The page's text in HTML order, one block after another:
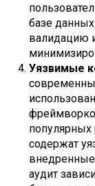
базе
валидацию
Уязвимые
содержат
аудит